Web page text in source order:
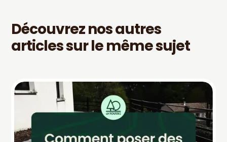
Découvrez nos autres
articles sur le même sujet